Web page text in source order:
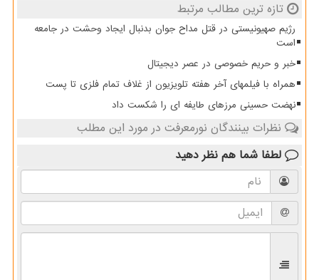
تازه ترین مطالب مرتبط
رژیم صهیونیستی در قتل مداح جوان بدنبال ایجاد وحشت در جامعه
است
خبر و حریم خصوصی در عصر دیجیتال
همراه با فیلمهای آخر هفته تلویزیون از غلاف تمام فلزی تا پست
نهضت حسینی مرزهای طایفه ای را شکست داد
نظرات بینندگان نورمعرفت در مورد این مطلب
لطفا شما هم نظر دهید